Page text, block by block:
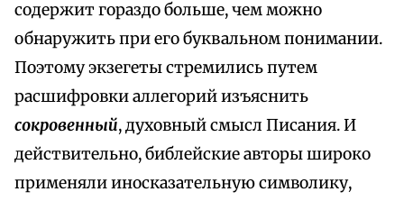
содержит гораздо больше, чем можно
обнаружить при его буквальном понимании.
Поэтому экзегеты стремились путем
расшифровки аллегорий изъяснить
сокровенный, духовный смысл Писания. И
действительно, библейские авторы широко
применяли иносказательную символику,